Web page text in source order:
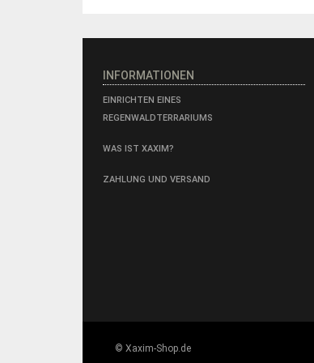
INFORMATIONEN
EINRICHTEN EINES
REGENWALDTERRARIUMS
WAS IST XAXIM?
ZAHLUNG UND VERSAND
© Xaxim-Shop.de